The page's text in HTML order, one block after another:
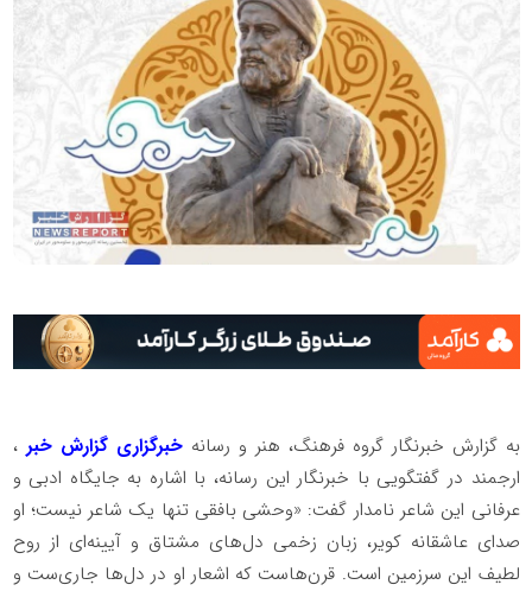
به گزارش خبرنگار گروه فرهنگ، هنر و رسانهخبرگزاری گزارش خبر ،
ارجمند در گفتگویی با خبرنگار این رسانه، با اشاره به جایگاه ادبی و
عرفانی این شاعر نامدار گفت: «وحشی بافقی تنها یک شاعر نیست؛ او
صدای عاشقانه کویر، زبان زخمی دل‌های مشتاق و آیینه‌ای از روح
لطیف این سرزمین است. قرن‌هاست که اشعار او در دل‌ها جاری‌ست و